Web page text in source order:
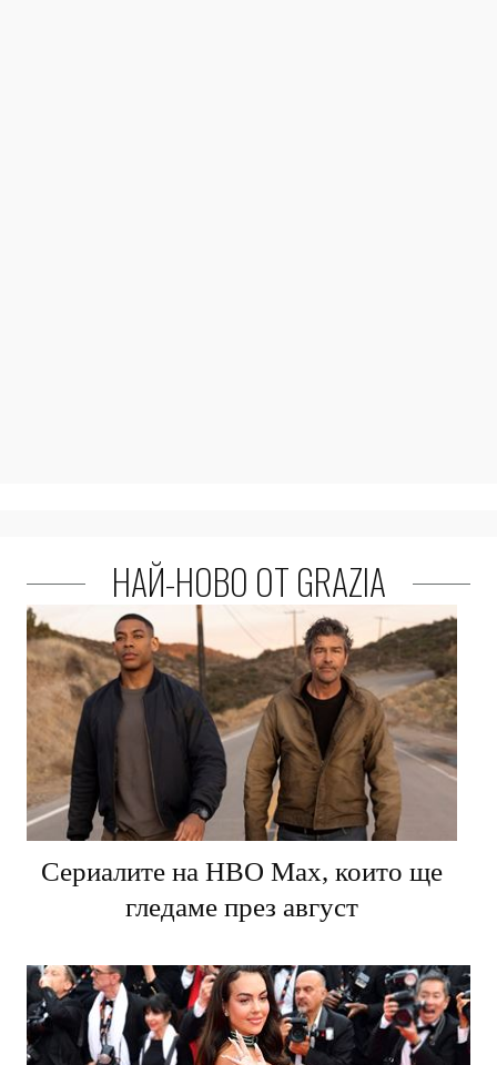
НАЙ-НОВО ОТ GRAZIA
Сериалите на HBO Max, които ще
гледаме през август